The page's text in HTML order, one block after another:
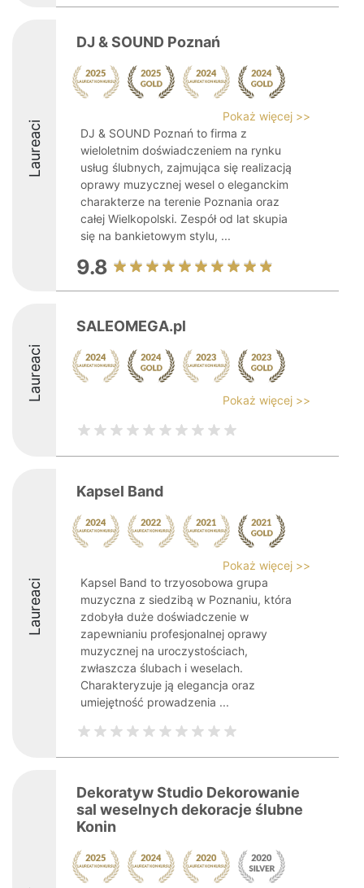
Laureaci
DJ & SOUND Poznań
Pokaż więcej >>
DJ & SOUND Poznań to firma z
wieloletnim doświadczeniem na rynku
usług ślubnych, zajmująca się realizacją
oprawy muzycznej wesel o eleganckim
charakterze na terenie Poznania oraz
całej Wielkopolski. Zespół od lat skupia
się na bankietowym stylu, ...
9.8
Laureaci
SALEOMEGA.pl
Pokaż więcej >>
Laureaci
Kapsel Band
Pokaż więcej >>
Kapsel Band to trzyosobowa grupa
muzyczna z siedzibą w Poznaniu, która
zdobyła duże doświadczenie w
zapewnianiu profesjonalnej oprawy
muzycznej na uroczystościach,
zwłaszcza ślubach i weselach.
Charakteryzuje ją elegancja oraz
umiejętność prowadzenia ...
Dekoratyw Studio Dekorowanie
sal weselnych dekoracje ślubne
Konin